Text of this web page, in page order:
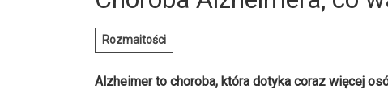
Rozmaitości
Alzheimer to choroba, która dotyka coraz więcej